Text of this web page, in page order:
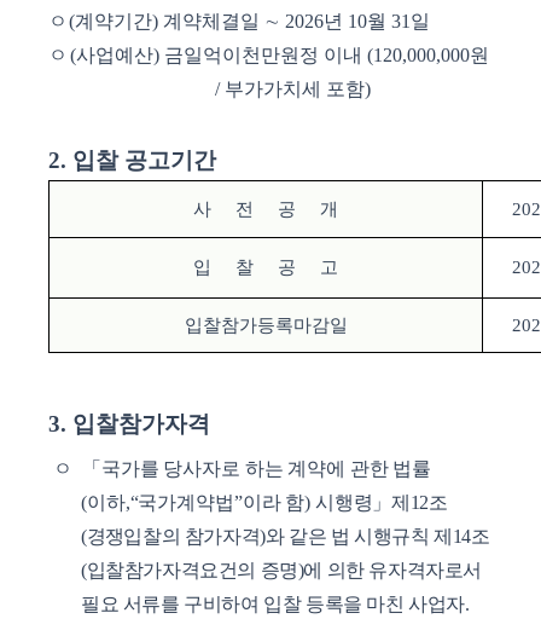
ㅇ (계약기간) 계약체결일 ∼ 2026년 10월 31 일
ㅇ (사업예산) 금일억이천만원정 이내(120,000,000원
/ 부가가치세 포함)
2. 입찰 공고기간
사 전 공 개
입 찰 공 고
입찰참가등록마감일
3. 입찰참가자격
ㅇ 「 국가를 당사자로 하는 계약에 관한 법률
(이하,“국가계약법”이라 함) 시행령 」제 12조
(경쟁입찰의 참가자격)와 같은 법 시행규칙 제 14조
(입찰참가자격요건의 증명)에 의한 유자격자로서
필요 서류를 구비하여 입찰 등록을 마친 사업자.